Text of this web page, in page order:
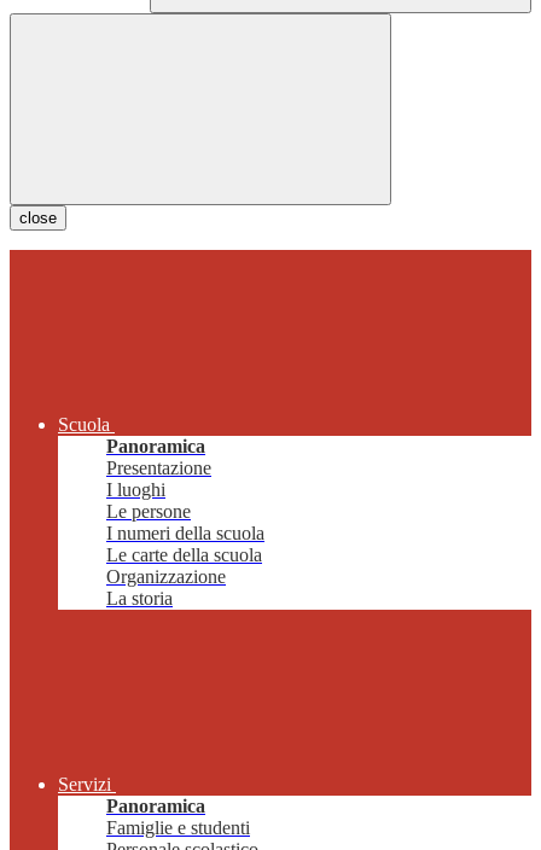
close
Scuola
Panoramica
Presentazione
I luoghi
Le persone
I numeri della scuola
Le carte della scuola
Organizzazione
La storia
Servizi
Panoramica
Famiglie e studenti